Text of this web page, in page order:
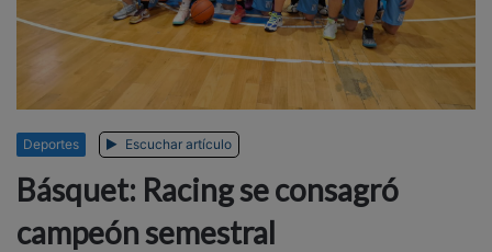
Deportes Escuchar artículo
Básquet: Racing se consagró
campeón semestral